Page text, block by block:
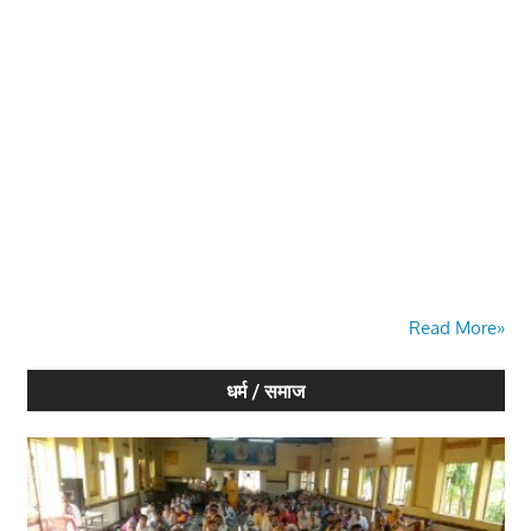
Read More»
धर्म / समाज